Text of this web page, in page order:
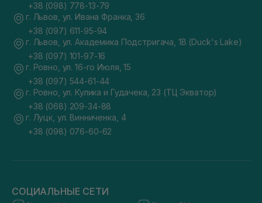
+38 (098) 778-13-79
г. Львов, ул. Ивана Франка, 36
+38 (097) 611-95-94
г. Львов, ул. Академика Подстригача, 1В (Duck's Lake)
+38 (097) 101-97-16
г. Ровно, ул. 16-го Июля, 15
+38 (097) 544-61-44
г. Ровно, ул. Кулика и Гудачека, 23 (ТЦ Экватор)
+38 (068) 209-34-88
г. Луцк, ул. Винниченка, 4
+38 (098) 076-60-62
СОЦИАЛЬНЫЕ СЕТИ